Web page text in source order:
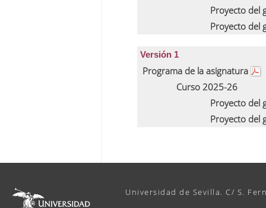
Proyecto del
Proyecto del
Versión 1
Programa de la asignatura
Curso 2025-26
Proyecto del
Proyecto del
Universidad de Sevilla. C/ S.